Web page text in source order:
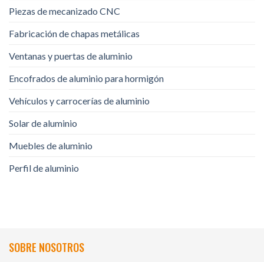
Piezas de mecanizado CNC
Fabricación de chapas metálicas
Ventanas y puertas de aluminio
Encofrados de aluminio para hormigón
Vehículos y carrocerías de aluminio
Solar de aluminio
Muebles de aluminio
Perfil de aluminio
SOBRE NOSOTROS